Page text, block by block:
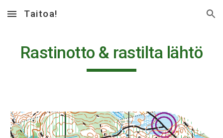
Skip to main content Skip to navigation
Taitoa!
Rastinotto & rastilta lähtö